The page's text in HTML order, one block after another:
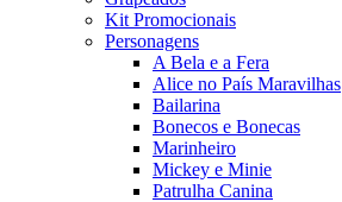
Kit Promocionais
Personagens
A Bela e a Fera
Alice no País Maravilhas
Bailarina
Bonecos e Bonecas
Marinheiro
Mickey e Minie
Patrulha Canina